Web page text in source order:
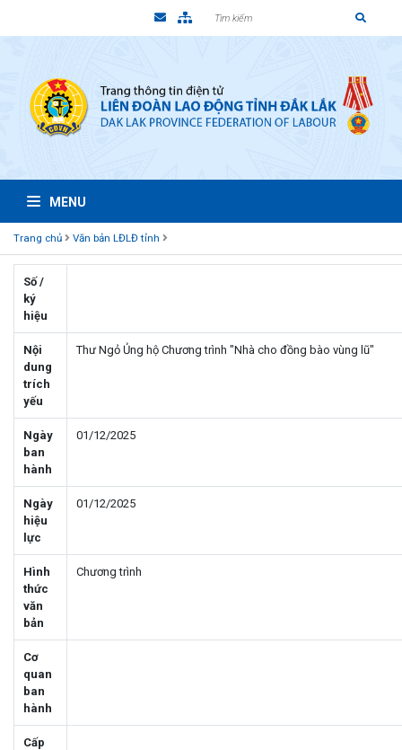
MENU
Trang chủ Văn bản LĐLĐ tỉnh
Số /
ký
hiệu
Nội
dung
trích
yếu
Thư Ngỏ Ủng hộ Chương trình "Nhà cho đồng bào vùng lũ"
Ngày
ban
hành
01/12/2025
Ngày
hiệu
lực
01/12/2025
Hình
thức
văn
bản
Chương trình
Cơ
quan
ban
hành
Cấp